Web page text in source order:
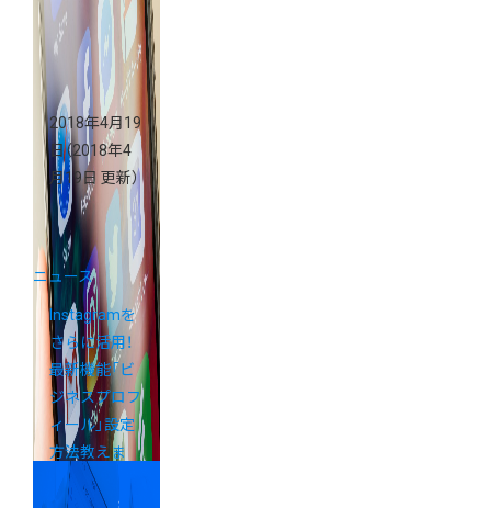
2018年4月19
日（2018年4
月19日 更新）
ニュース
Instagramを
さらに活用！
最新機能「ビ
ジネスプロフ
ィール」設定
方法教えま
す。